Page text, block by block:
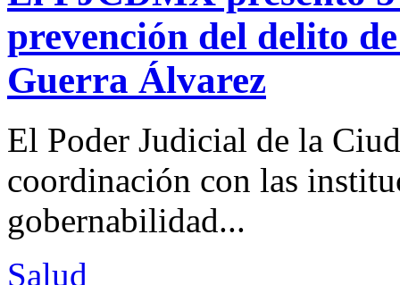
prevención del delito
Guerra Álvarez
El Poder Judicial de la
coordinación con las
gobernabilidad...
Salud